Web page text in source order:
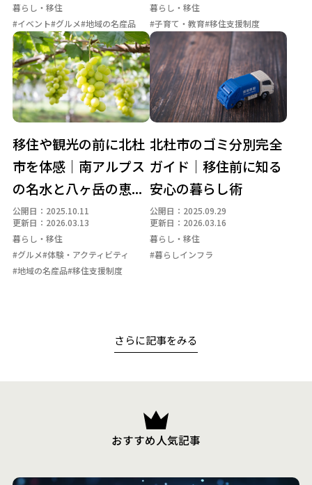
暮らし・移住
#イベント#グルメ#地域の名産品
暮らし・移住
#子育て・教育#移住支援制度
移住や観光の前に北杜
市を体感｜南アルプス
の名水と八ヶ岳の恵...
公開日：2025.10.11
更新日：2026.03.13
暮らし・移住
#グルメ#体験・アクティビティ
#地域の名産品#移住支援制度
北杜市のゴミ分別完全
ガイド｜移住前に知る
安心の暮らし術
公開日：2025.09.29
更新日：2026.03.16
暮らし・移住
#暮らしインフラ
さらに記事をみる
おすすめ人気記事